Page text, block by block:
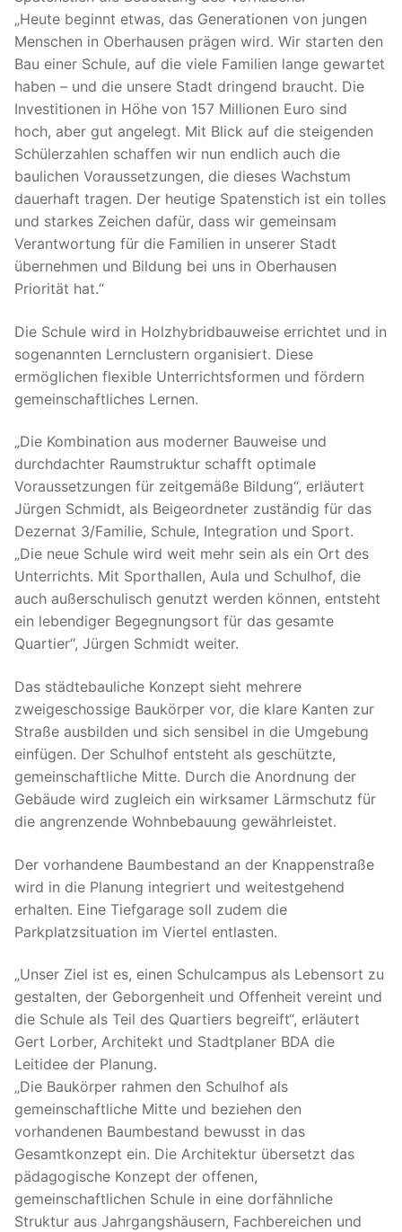
„Heute beginnt etwas, das Generationen von jungen
Menschen in Oberhausen prägen wird. Wir starten den
Bau einer Schule, auf die viele Familien lange gewartet
haben – und die unsere Stadt dringend braucht. Die
Investitionen in Höhe von 157 Millionen Euro sind
hoch, aber gut angelegt. Mit Blick auf die steigenden
Schülerzahlen schaffen wir nun endlich auch die
baulichen Voraussetzungen, die dieses Wachstum
dauerhaft tragen. Der heutige Spatenstich ist ein tolles
und starkes Zeichen dafür, dass wir gemeinsam
Verantwortung für die Familien in unserer Stadt
übernehmen und Bildung bei uns in Oberhausen
Priorität hat.“
Die Schule wird in Holzhybridbauweise errichtet und in
sogenannten Lernclustern organisiert. Diese
ermöglichen flexible Unterrichtsformen und fördern
gemeinschaftliches Lernen.
„Die Kombination aus moderner Bauweise und
durchdachter Raumstruktur schafft optimale
Voraussetzungen für zeitgemäße Bildung“, erläutert
Jürgen Schmidt, als Beigeordneter zuständig für das
Dezernat 3/Familie, Schule, Integration und Sport.
„Die neue Schule wird weit mehr sein als ein Ort des
Unterrichts. Mit Sporthallen, Aula und Schulhof, die
auch außerschulisch genutzt werden können, entsteht
ein lebendiger Begegnungsort für das gesamte
Quartier“, Jürgen Schmidt weiter.
Das städtebauliche Konzept sieht mehrere
zweigeschossige Baukörper vor, die klare Kanten zur
Straße ausbilden und sich sensibel in die Umgebung
einfügen. Der Schulhof entsteht als geschützte,
gemeinschaftliche Mitte. Durch die Anordnung der
Gebäude wird zugleich ein wirksamer Lärmschutz für
die angrenzende Wohnbebauung gewährleistet.
Der vorhandene Baumbestand an der Knappenstraße
wird in die Planung integriert und weitestgehend
erhalten. Eine Tiefgarage soll zudem die
Parkplatzsituation im Viertel entlasten.
„Unser Ziel ist es, einen Schulcampus als Lebensort zu
gestalten, der Geborgenheit und Offenheit vereint und
die Schule als Teil des Quartiers begreift“, erläutert
Gert Lorber, Architekt und Stadtplaner BDA die
Leitidee der Planung.
„Die Baukörper rahmen den Schulhof als
gemeinschaftliche Mitte und beziehen den
vorhandenen Baumbestand bewusst in das
Gesamtkonzept ein. Die Architektur übersetzt das
pädagogische Konzept der offenen,
gemeinschaftlichen Schule in eine dorfähnliche
Struktur aus Jahrgangshäusern, Fachbereichen und